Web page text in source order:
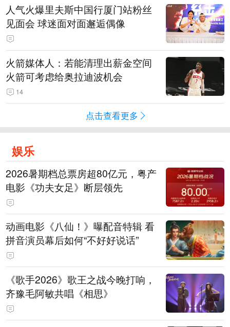
人气火爆里夫斯中国行厦门站粉丝
见面会 球迷面对面邂逅偶像
火箭媒体人：若能清理出薪金空间
火箭可考虑给奥拉迪波机会
14
点击查看更多
娱乐
2026暑期档总票房超80亿元，粤产
电影《功夫女足》断层领先
动画电影《八仙！》曝配音特辑 看
拼音演员幕后如何“不好好说话”
《歌手2026》歌王之战今晚打响，
齐豫毛阿敏共唱《相思》